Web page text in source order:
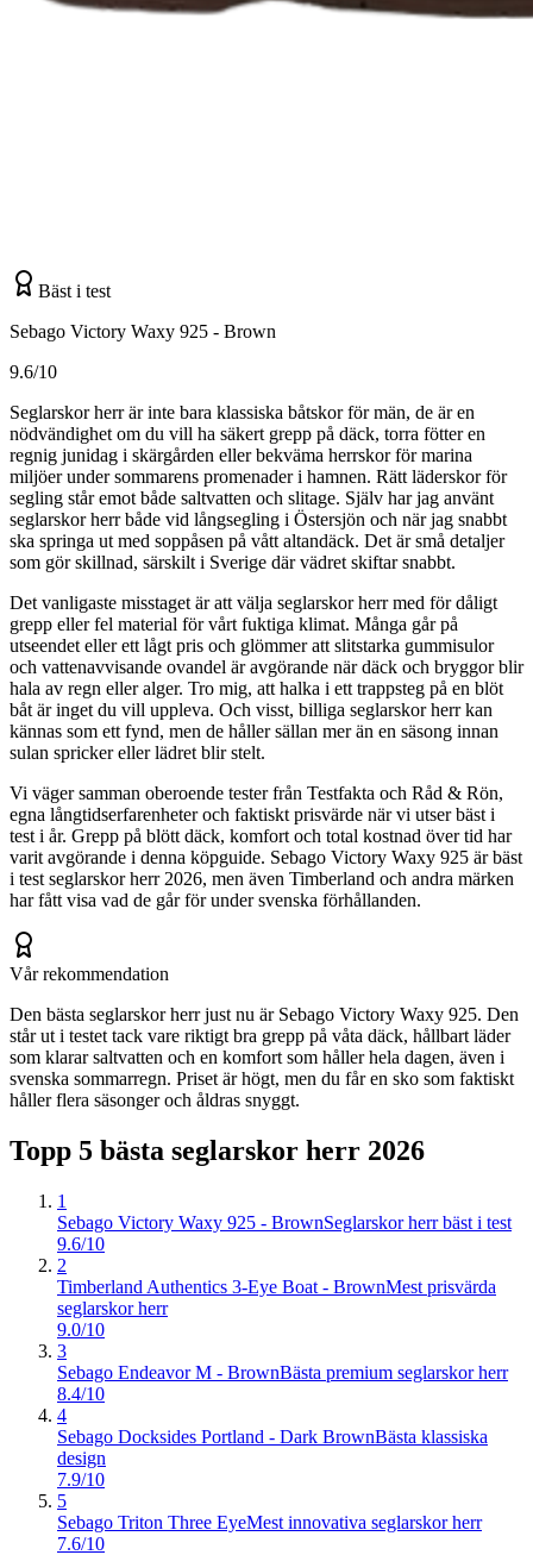
Bäst i test
Sebago Victory Waxy 925 - Brown
9.6/10
Seglarskor herr är inte bara klassiska båtskor för män, de är en
nödvändighet om du vill ha säkert grepp på däck, torra fötter en
regnig junidag i skärgården eller bekväma herrskor för marina
miljöer under sommarens promenader i hamnen. Rätt läderskor för
segling står emot både saltvatten och slitage. Själv har jag använt
seglarskor herr både vid långsegling i Östersjön och när jag snabbt
ska springa ut med soppåsen på vått altandäck. Det är små detaljer
som gör skillnad, särskilt i Sverige där vädret skiftar snabbt.
Det vanligaste misstaget är att välja seglarskor herr med för dåligt
grepp eller fel material för vårt fuktiga klimat. Många går på
utseendet eller ett lågt pris och glömmer att slitstarka gummisulor
och vattenavvisande ovandel är avgörande när däck och bryggor blir
hala av regn eller alger. Tro mig, att halka i ett trappsteg på en blöt
båt är inget du vill uppleva. Och visst, billiga seglarskor herr kan
kännas som ett fynd, men de håller sällan mer än en säsong innan
sulan spricker eller lädret blir stelt.
Vi väger samman oberoende tester från Testfakta och Råd & Rön,
egna långtidserfarenheter och faktiskt prisvärde när vi utser bäst i
test i år. Grepp på blött däck, komfort och total kostnad över tid har
varit avgörande i denna köpguide. Sebago Victory Waxy 925 är bäst
i test seglarskor herr 2026, men även Timberland och andra märken
har fått visa vad de går för under svenska förhållanden.
Vår rekommendation
Den bästa seglarskor herr just nu är Sebago Victory Waxy 925. Den
står ut i testet tack vare riktigt bra grepp på våta däck, hållbart läder
som klarar saltvatten och en komfort som håller hela dagen, även i
svenska sommarregn. Priset är högt, men du får en sko som faktiskt
håller flera säsonger och åldras snyggt.
Topp 5 bästa seglarskor herr 2026
1
Sebago Victory Waxy 925 - BrownSeglarskor herr bäst i test
9.6/10
2
Timberland Authentics 3-Eye Boat - BrownMest prisvärda
seglarskor herr
9.0/10
3
Sebago Endeavor M - BrownBästa premium seglarskor herr
8.4/10
4
Sebago Docksides Portland - Dark BrownBästa klassiska
design
7.9/10
5
Sebago Triton Three EyeMest innovativa seglarskor herr
7.6/10